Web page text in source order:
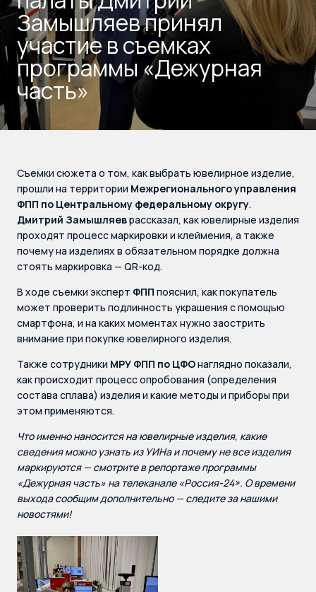
Замышляев принял
участие в съемках
программы «Дежурная
часть»
Съемки сюжета о том, как выбрать ювелирное изделие,
прошли на территории Межрегионального управления
ФПП по Центральному федеральному округу.
Дмитрий Замышляеврассказал, как ювелирные изделия
проходят процесс маркировки и клеймения, а также
почему на изделиях в обязательном порядке должна
стоять маркировка — QR-код.
В ходе съемки эксперт ФПП пояснил, как покупатель
может проверить подлинность украшения с помощью
смартфона, и на каких моментах нужно заострить
внимание при покупке ювелирного изделия.
Также сотрудники МРУ ФПП по ЦФОнаглядно показали,
как происходит процесс опробования (определения
состава сплава) изделия и какие методы и приборы при
этом применяются.
Что именно наносится на ювелирные изделия, какие
сведения можно узнать из УИНа и почему не все изделия
маркируются — смотрите в репортаже программы
«Дежурная часть» на телеканале «Россия-24». О времени
выхода сообщим дополнительно — следите за нашими
новостями!